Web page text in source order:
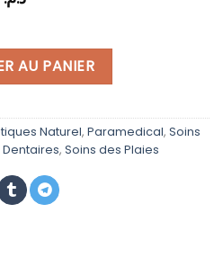
د.م. 129,00.
actuel
est :
de camomille 50 ml
AU PANIER
Naturel, Paramedical, Soins
Dentaires, Soins des Plaies